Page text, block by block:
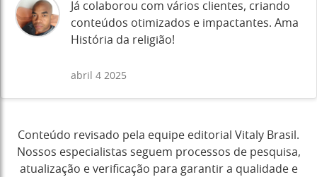
Já colaborou com vários clientes, criando
conteúdos otimizados e impactantes. Ama
História da religião!
abril 4 2025
Conteúdo revisado pela equipe editorial Vitaly Brasil.
Nossos especialistas seguem processos de pesquisa,
atualização e verificação para garantir a qualidade e